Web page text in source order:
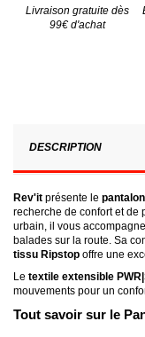
Livraison gratuite dès
99€ d'achat
DESCRIPTION
Rev'it présente le
recherche de confort et de
urbain, il vous
balades sur la route. Sa
tissu Ripstop offre une
Le textile extensible
mouvements pour un
Tout savoir sur le